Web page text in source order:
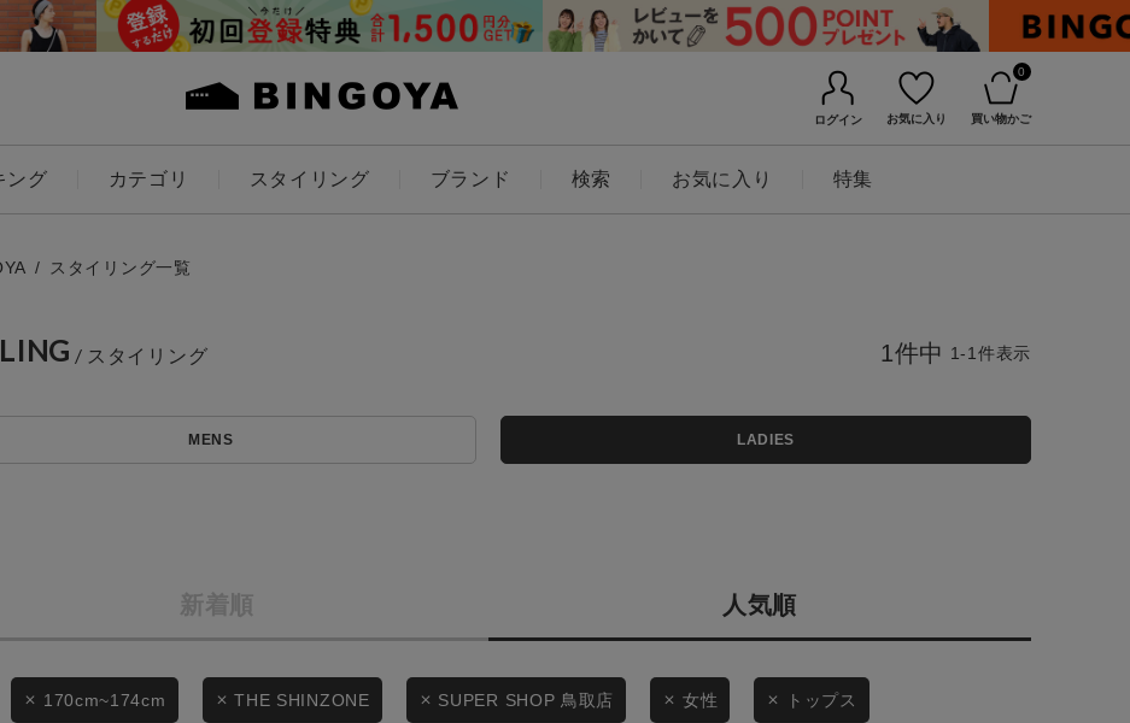
ログイン お気に入り
0
買い物かご
ング カテゴリ スタイリング ブランド 検索 お気に入り 特集
アイテムを探す
スタイリングから探す
WEB限定アイテムを探す
BINGOYAについて
採用情報
KIDS
価格
セール価格 WEB限定
スタイリング一覧
MENS LADIES
新着順 人気順
1件中 1-1件表示
170cm~174cm THE SHINZONE SUPER SHOP 鳥取店 女性 トップス